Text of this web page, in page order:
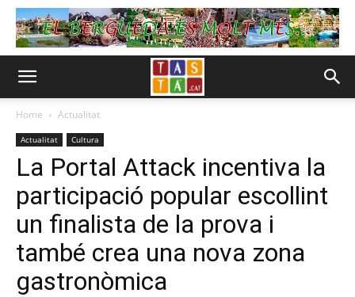
Home Actualitat
Actualitat Cultura
La Portal Attack incentiva la
participació popular escollint
un finalista de la prova i
també crea una nova zona
gastronòmica